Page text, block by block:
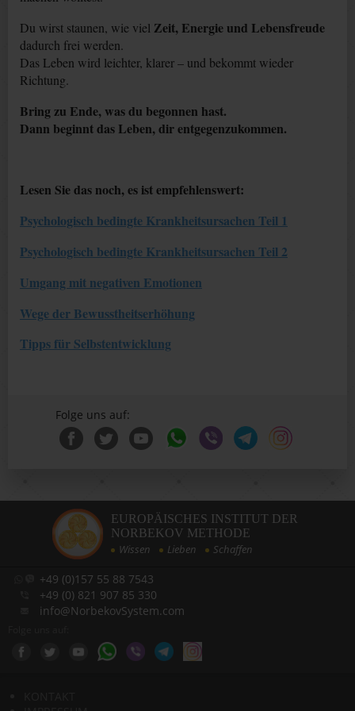
Du wirst staunen, wie viel Zeit, Energie und Lebensfreude
dadurch frei werden.
Das Leben wird leichter, klarer – und bekommt wieder
Richtung.
Bring zu Ende, was du begonnen hast.
Dann beginnt das Leben, dir entgegenzukommen.
Lesen Sie das noch, es ist empfehlenswert:
Psychologisch bedingte Krankheitsursachen Teil 1
Psychologisch bedingte Krankheitsursachen Teil 2
Umgang mit negativen Emotionen
Wege der Bewusstheitserhöhung
Tipps für Selbstentwicklung
Folge uns auf:
EUROPÄISCHES INSTITUT DER
NORBEKOV METHODE
Wissen Lieben Schaffen
+49 (0)157 55 88 7543
+49 (0) 821 907 85 330
info@NorbekovSystem.com